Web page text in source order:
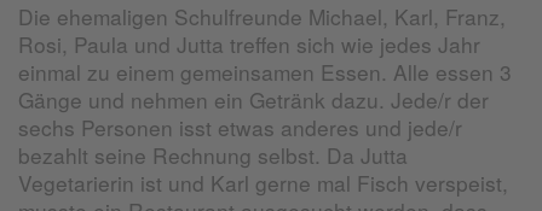
Die ehemaligen Schulfreunde Michael, Karl, Franz,
Rosi, Paula und Jutta treffen sich wie jedes Jahr
einmal zu einem gemeinsamen Essen. Alle essen 3
Gänge und nehmen ein Getränk dazu. Jede/r der
sechs Personen isst etwas anderes und jede/r
bezahlt seine Rechnung selbst. Da Jutta
Vegetarierin ist und Karl gerne mal Fisch verspeist,